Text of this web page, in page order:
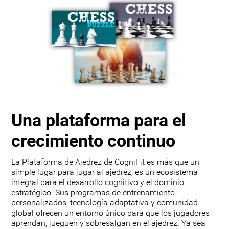
Una plataforma para el
crecimiento continuo
La Plataforma de Ajedrez de CogniFit es más que un
simple lugar para jugar al ajedrez; es un ecosistema
integral para el desarrollo cognitivo y el dominio
estratégico. Sus programas de entrenamiento
personalizados, tecnología adaptativa y comunidad
global ofrecen un entorno único para que los jugadores
aprendan, jueguen y sobresalgan en el ajedrez. Ya sea